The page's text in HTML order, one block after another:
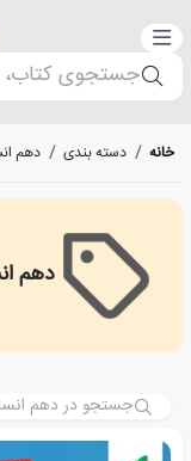
دسته‌بندی
جستجوی کتاب،
خانه / دسته بندی / دهم
دهم
دهم